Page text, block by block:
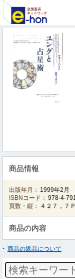
商品情報
出版年月： 1999年2月
ISBNコード： 978-4-
頁数・縦：
４２７，７
商品の内容
商品の返品について